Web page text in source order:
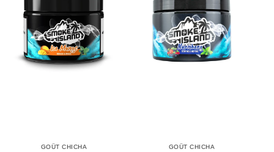
GOÛT CHICHA GOÛT CHICHA